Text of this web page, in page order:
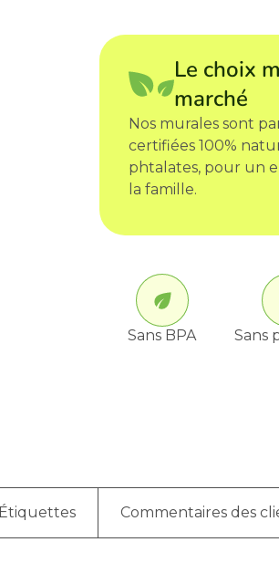
Le choix
marché
Nos murales sont
certifiées 100%
phtalates, pour un
la famille.
Sans BPA Sans
Étiquettes Commentaires des